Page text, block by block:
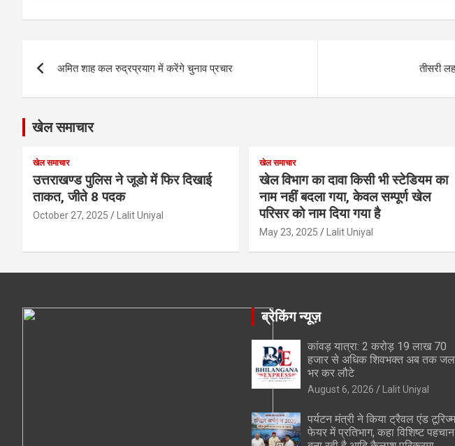
navigation
अमित शाह कल रुद्रप्रयाग में करेंगे चुनाव प्रचार तीसरी
खेल समाचार
खेल समाचार
उत्तराखण्ड पुलिस ने जूडो में फिर दिखाई
ताकत, जीते 8 पदक
October 27, 2025 Lalit Uniyal
खेल समाचार
खेल विभाग का दावा किसी भी स्टेडियम का
नाम नहीं बदला गया, केवल सम्पूर्ण खेल
परिसर को नाम दिया गया है
May 23, 2025 Lalit Uniyal
ब्रेकिंग न्यूज़
कांवड़ यात्रा: 2 करोड़ 19 लाख 70
हजार से अधिक शिवभक्त अब तक जल
भर कर लौटे
August 6, 2026 Lalit Uniyal
पर्यटन मंत्री ने किया ट्रैवल एंड टूरिज्म
फेयर में प्रतिभाग, कहा विशिष्ट पहचान